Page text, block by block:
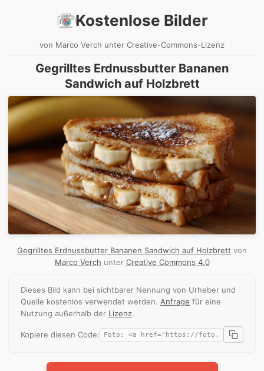
Kostenlose Bilder
von Marco Verch unter Creative-Commons-Lizenz
Gegrilltes Erdnussbutter Bananen
Sandwich auf Holzbrett
Gegrilltes Erdnussbutter Bananen Sandwich auf Holzbrett von
Marco Verch unter Creative Commons 4.0
Dieses Bild kann bei sichtbarer Nennung von Urheber und
Quelle kostenlos verwendet werden. Anfrage für eine
Nutzung außerhalb der Lizenz.
Kopiere diesen Code: